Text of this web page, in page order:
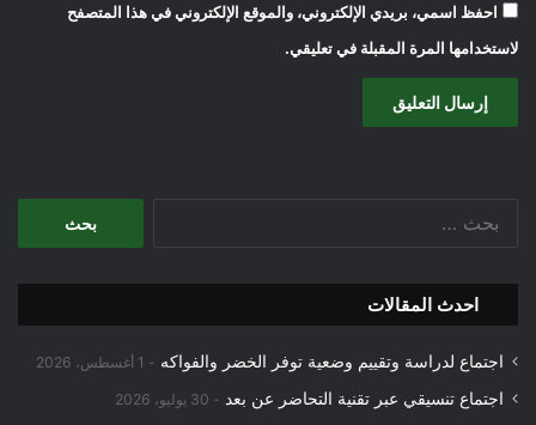
احفظ اسمي، بريدي الإلكتروني، والموقع الإلكتروني في هذا المتصفح
لاستخدامها المرة المقبلة في تعليقي.
احدث المقالات
اجتماع لدراسة وتقييم وضعية توفر الخضر والفواكه 1 أغسطس، 2026
اجتماع تنسيقي عبر تقنية التحاضر عن بعد 30 يوليو، 2026